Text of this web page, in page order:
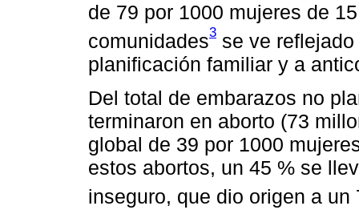
de 79 por 1000 mujeres de
comunidades3 se ve
planificación familiar y a
Del total de embarazos no
terminaron en aborto (73
global de 39 por 1000
estos abortos, un 45 % se
inseguro, que dio origen a